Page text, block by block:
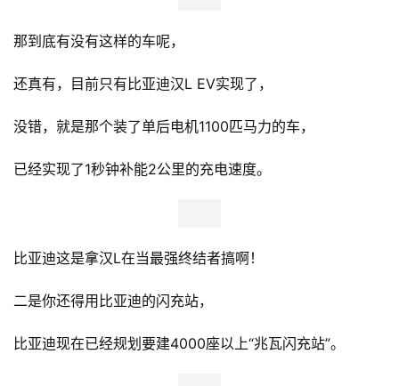
那到底有没有这样的车呢，
还真有，目前只有比亚迪汉L EV实现了，
没错，就是那个装了单后电机1100匹马力的车，
已经实现了1秒钟补能2公里的充电速度。
比亚迪这是拿汉L在当最强终结者搞啊！
二是你还得用比亚迪的闪充站，
比亚迪现在已经规划要建4000座以上“兆瓦闪充站”。